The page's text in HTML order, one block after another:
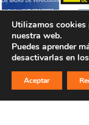
PULSA PARA MÁS
Utilizamos cookies
nuestra web.
Puedes aprender
desactivarlas en los
Aceptar